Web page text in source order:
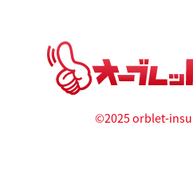
©2025 orblet-